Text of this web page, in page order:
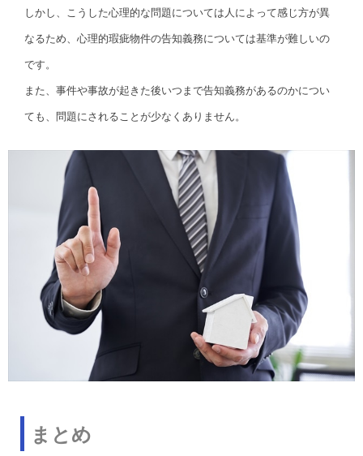
しかし、こうした心理的な問題については人によって感じ方が異
なるため、心理的瑕疵物件の告知義務については基準が難しいの
です。
また、事件や事故が起きた後いつまで告知義務があるのかについ
ても、問題にされることが少なくありません。
まとめ